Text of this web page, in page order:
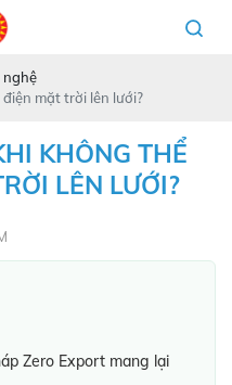
nghệ
mặt trời lên lưới?
KHÔNG THỂ
LÊN LƯỚI?
Zero Export mang lại